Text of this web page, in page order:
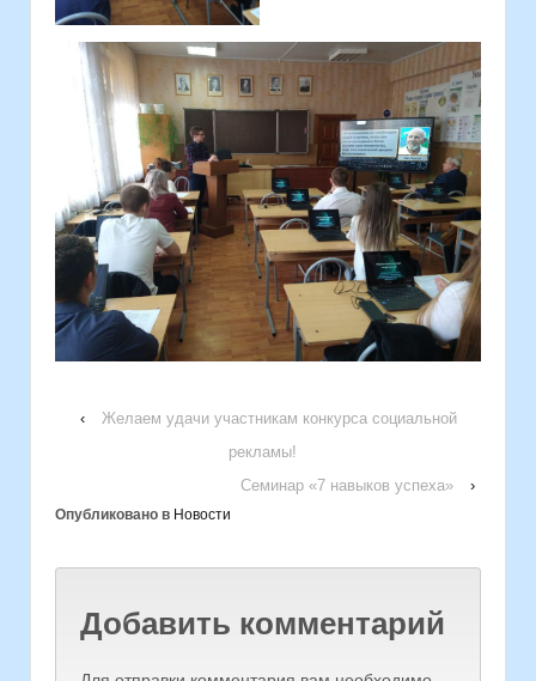
‹
Желаем удачи участникам конкурса социальной
рекламы!
Семинар «7 навыков успеха»
›
Опубликовано в Новости
Добавить комментарий